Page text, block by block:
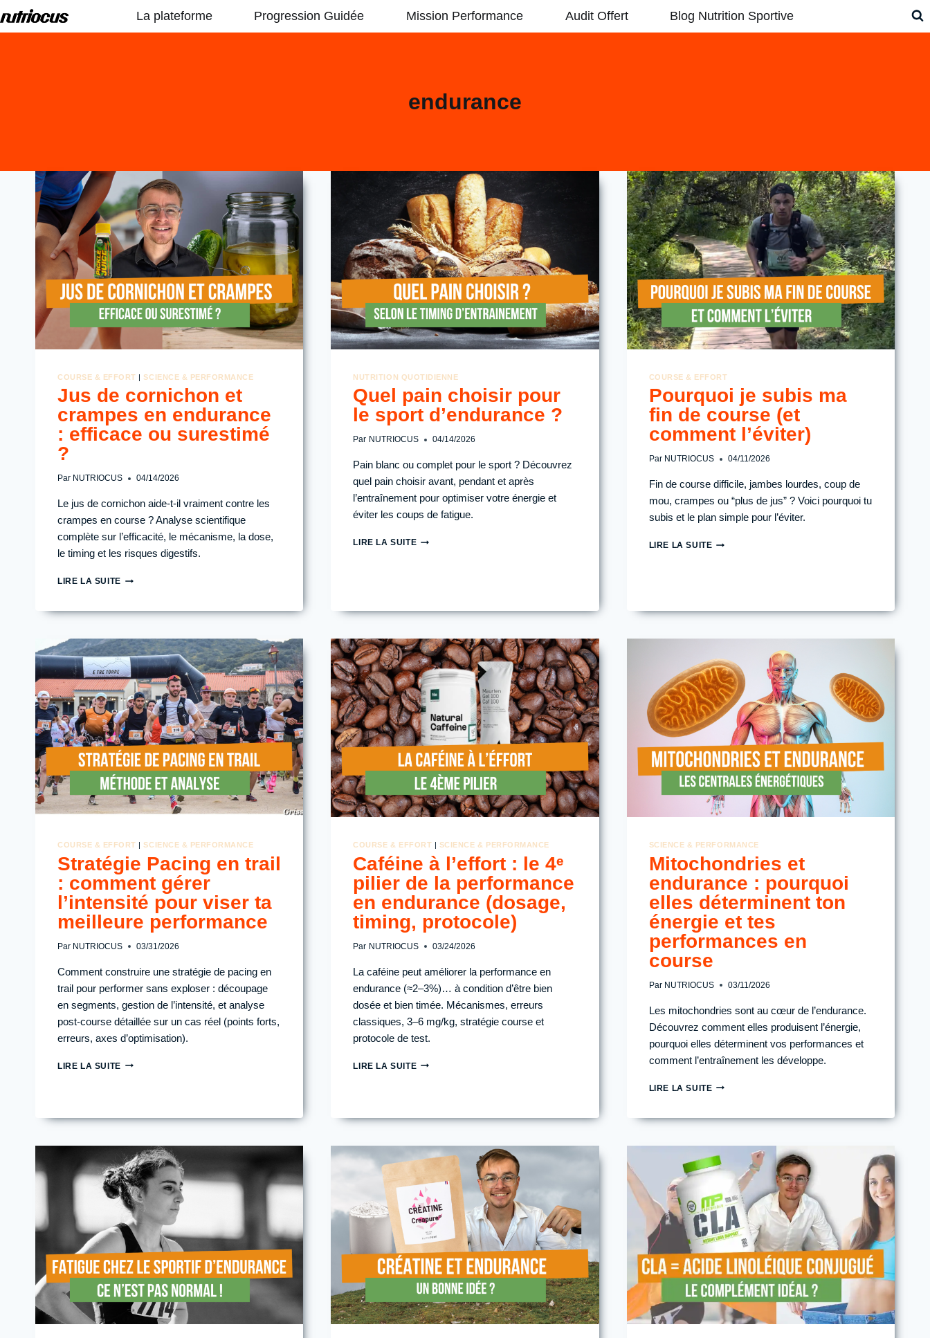
au
La plateforme Progression Guidée Mission Performance Audit Offert Blog Nutrition Sportive
endurance
COURSE & EFFORT |SCIENCE & PERFORMANCE
Jus de cornichon et
crampes en endurance
: efficace ou surestimé
?
Par NUTRIOCUS 04/14/2026
Le jus de cornichon aide-t-il vraiment contre les
crampes en course ? Analyse scientifique
complète sur l’efficacité, le mécanisme, la dose,
le timing et les risques digestifs.
LIRE LA SUITEJUS
ET
EN
ENDURANCE
:
EFFICACE
OU
SURESTIMÉ
?
NUTRITION QUOTIDIENNE
Quel pain choisir pour
le sport d’endurance ?
Par NUTRIOCUS 04/14/2026
Pain blanc ou complet pour le sport ? Découvrez
quel pain choisir avant, pendant et après
l’entraînement pour optimiser votre énergie et
éviter les coups de fatigue.
LIRE LA SUITEQUEL
D’ENDURANCE
COURSE & EFFORT
Pourquoi je subis ma
fin de course (et
comment l’éviter)
Par NUTRIOCUS 04/11/2026
Fin de course difficile, jambes lourdes, coup de
mou, crampes ou “plus de jus” ? Voici pourquoi tu
subis et le plan simple pour l’éviter.
LIRE LA SUITEPOURQUOI
L’ÉVITER)
COURSE & EFFORT |SCIENCE & PERFORMANCE
Stratégie Pacing en trail
: comment gérer
l’intensité pour viser ta
meilleure performance
Par NUTRIOCUS 03/31/2026
Comment construire une stratégie de pacing en
trail pour performer sans exploser : découpage
en segments, gestion de l’intensité, et analyse
post-course détaillée sur un cas réel (points forts,
erreurs, axes d’optimisation).
LIRE LA SUITESTRATÉGIE
L’INTENSITÉ
POUR
VISER
TA
MEILLEURE
PERFORMANCE
COURSE & EFFORT SCIENCE & PERFORMANCE
Caféine à l’effort : le 4ᵉ
pilier de la performance
en endurance (dosage,
timing, protocole)
Par NUTRIOCUS 03/24/2026
La caféine peut améliorer la performance en
endurance (≈2–3%)… à condition d’être bien
dosée et bien timée. Mécanismes, erreurs
classiques, 3–6 mg/kg, stratégie course et
protocole de test.
LIRE LA SUITECAFÉINE
DE
PERFORMANCE
EN
ENDURANCE
(DOSAGE,
TIMING,
PROTOCOLE)
SCIENCE & PERFORMANCE
Mitochondries et
endurance : pourquoi
elles déterminent ton
énergie et tes
performances en
course
Par NUTRIOCUS 03/11/2026
Les mitochondries sont au cœur de l’endurance.
Découvrez comment elles produisent l’énergie,
pourquoi elles déterminent vos performances et
comment l’entraînement les développe.
LIRE LA SUITEMITOCHONDRIES
:
DÉTERMINENT
TON
ÉNERGIE
ET
TES
PERFORMANCES
EN
COURSE